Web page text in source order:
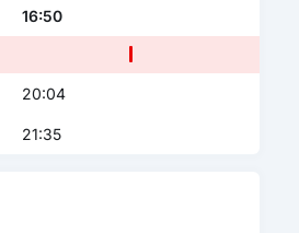
16:50
20:04
21:35